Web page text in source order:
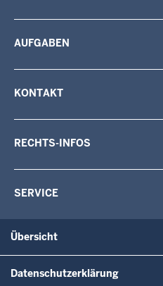
AUFGABEN
KONTAKT
RECHTS-INFOS
SERVICE
Übersicht
Datenschutzerklärung